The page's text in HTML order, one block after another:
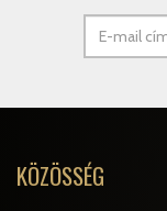
KÖZÖSSÉG